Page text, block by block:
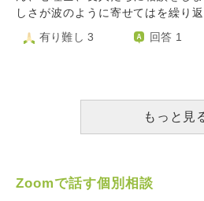
した。 先ほどから涙が止まりません。20代も後半に差し掛
えているし、穏やかに生きている
ました。 ただ最近はなんとなく不
取ることが多い気がします。 自分でもどうしてこうなった
ら相手に引かれます。絶交された
と、稀に爆発することがあります
しさが波のように寄せてはを繰り返して
は書けないのですがなるべく詳細
その頃、息子が停学になりそうに
に書いたら、 Aから「みんなはあ
た。着信音がウザいだろうと思っ
除をされました。 会は無事に終わったようですが、年賀状
有り難し 3 回答 1
もっと見
Zoomで話す個別相談